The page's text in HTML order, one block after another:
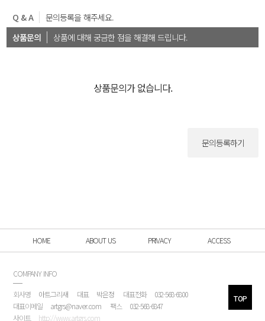
Q & A
문의등록을 해주세요.
상품문의
상품에 대해 궁금한 점을 해결해 드립니다.
상품문의가 없습니다.
문의등록하기
HOME ABOUT US PRIVACY ACCESS
COMPANY INFO
회사명 아트그리새 대표 박은정 대표전화
032-568-6800
대표이메일
artgrs@naver.com 팩스
032-568-6847
사이트
http://www.artgrs.com
TOP